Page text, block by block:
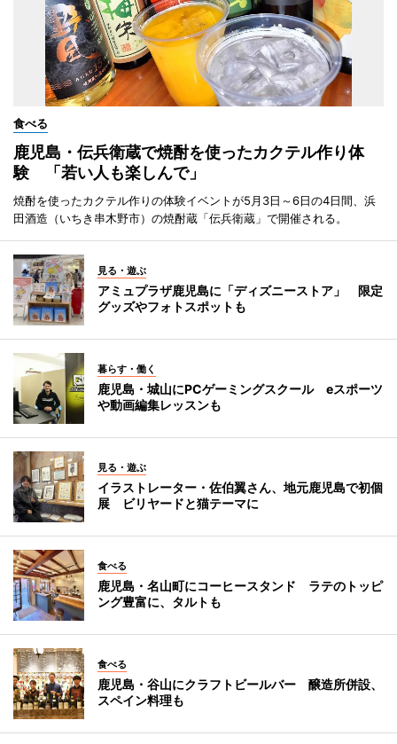
食べる
鹿児島・伝兵衛蔵で焼酎を使ったカクテル作り体
験 「若い人も楽しんで」
焼酎を使ったカクテル作りの体験イベントが5月3日～6日の4日間、浜
田酒造（いちき串木野市）の焼酎蔵「伝兵衛蔵」で開催される。
見る・遊ぶ
アミュプラザ鹿児島に「ディズニーストア」 限定
グッズやフォトスポットも
暮らす・働く
鹿児島・城山にPCゲーミングスクール eスポーツ
や動画編集レッスンも
見る・遊ぶ
イラストレーター・佐伯翼さん、地元鹿児島で初個
展 ビリヤードと猫テーマに
食べる
鹿児島・名山町にコーヒースタンド ラテのトッピ
ング豊富に、タルトも
食べる
鹿児島・谷山にクラフトビールバー 醸造所併設、
スペイン料理も